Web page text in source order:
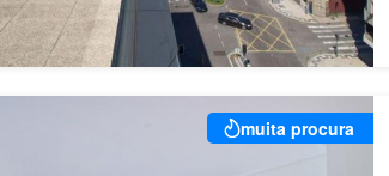
muita procura